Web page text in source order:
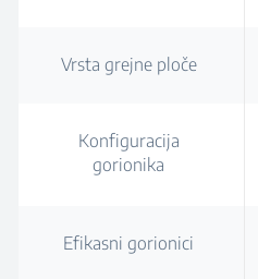
Vrsta grejne ploče
Konfiguracija
gorionika
Efikasni gorionici